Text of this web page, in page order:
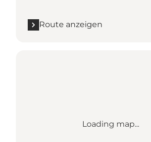
Route anzeigen
Loading map...